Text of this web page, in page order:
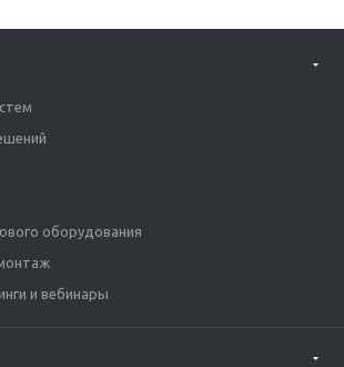
оборудования
и вебинары